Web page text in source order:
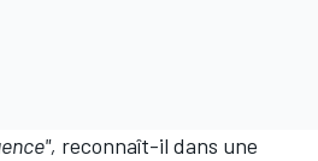
reconnaît-il dans une